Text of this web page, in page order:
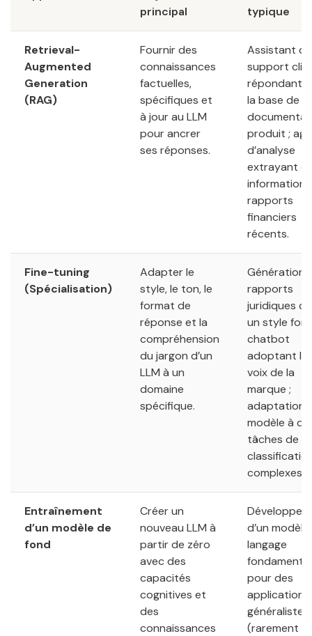
principal
typique
Retrieval-
Augmented
Generation
(RAG)
Fournir des
connaissances
factuelles,
spécifiques et
à jour au LLM
pour ancrer
ses réponses.
Assistant de
support
répondant
la base de la
produit ;
d’analyse
extrayant
rapports
financiers
récents.
Fine-tuning
(Spécialisation)
Adapter le
style, le ton, le
format de
réponse et la
compréhension
du jargon d’un
LLM à un
domaine
spécifique.
Génération
rapports
juridiques
un style
chatbot
adoptant la
voix de la
marque ;
adaptation
modèle à
tâches de
complexes.
Entraînement
d’un modèle de
fond
Créer un
nouveau LLM à
partir de zéro
avec des
capacités
cognitives et
des
connaissances
d’un
langage
fondamental
pour des
applications
généralistes
(rarement